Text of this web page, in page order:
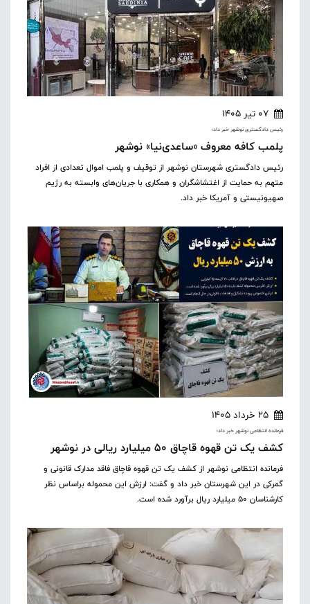
07 تیر 1405
رئیس دادگستری نوشهر خبر داد؛
پلمب کافه معروف «ساعدی‌نیا» نوشهر
رئیس دادگستری شهرستان نوشهر از توقیف و پلمب اموال تعدادی از افراد
متهم به حمایت از اغتشاشگران و همکاری با جریان‌های وابسته به رژیم
صهیونیستی و آمریکا خبر داد.
25 خرداد 1405
فرمانده انتظامی نوشهر خبر داد؛
کشف یک تن قهوه قاچاق ۵۰ میلیارد ریالی در نوشهر
فرمانده انتظامی نوشهر از کشف یک تن قهوه قاچاق فاقد مدارک قانونی و
گمرکی در این شهرستان خبر داد و گفت: ارزش این محموله براساس نظر
کارشناسان ۵۰ میلیارد ریال برآورد شده است.